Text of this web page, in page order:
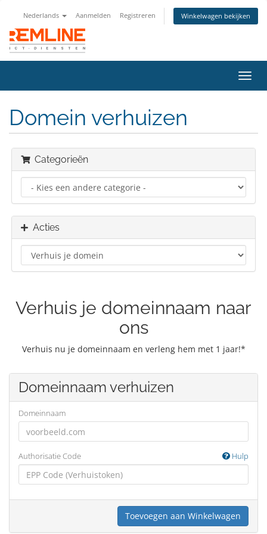
Nederlands Aanmelden Registreren Winkelwagen bekijken
in-/
Domein verhuizen
Categorieën
Acties
Verhuis je domeinnaam naar
ons
Verhuis nu je domeinnaam en verleng hem met 1 jaar!*
Domeinnaam verhuizen
Domeinnaam
Authorisatie Code Hulp
Toevoegen aan Winkelwagen